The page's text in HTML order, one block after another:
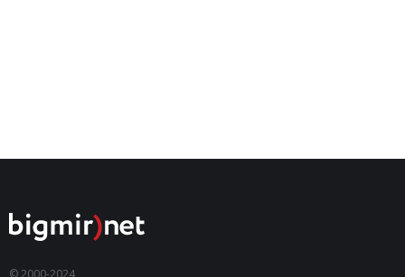
© 2000-2024,